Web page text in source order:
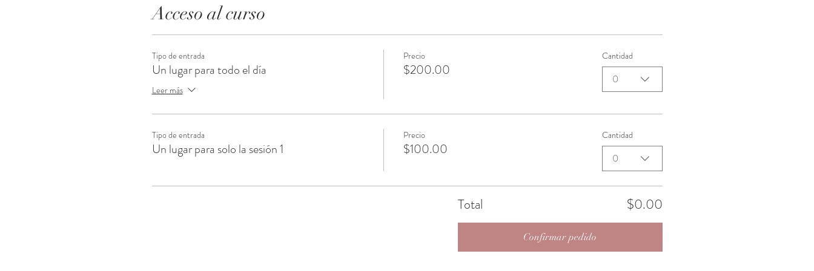
Acceso al curso
Tipo de entrada
Un lugar para todo el día
Leer más
Precio
$200.00
Cantidad
0
Tipo de entrada
Un lugar para solo la sesión 1
Precio
$100.00
Cantidad
0
Total $0.00
Confirmar pedido